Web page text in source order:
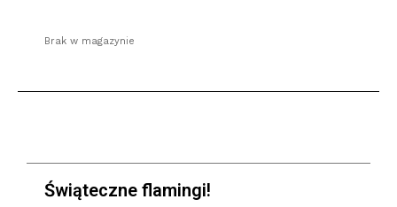
Brak w magazynie
Świąteczne flamingi!